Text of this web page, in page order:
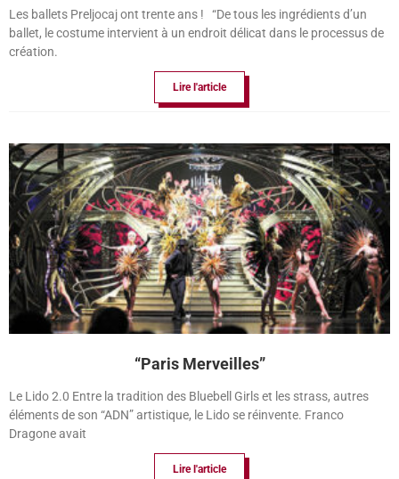
Les ballets Preljocaj ont trente ans ! “De tous les ingrédients d’un
ballet, le costume intervient à un endroit délicat dans le processus de
création.
Lire l'article
“Paris Merveilles”
Le Lido 2.0 Entre la tradition des Bluebell Girls et les strass, autres
éléments de son “ADN” artistique, le Lido se réinvente. Franco
Dragone avait
Lire l'article